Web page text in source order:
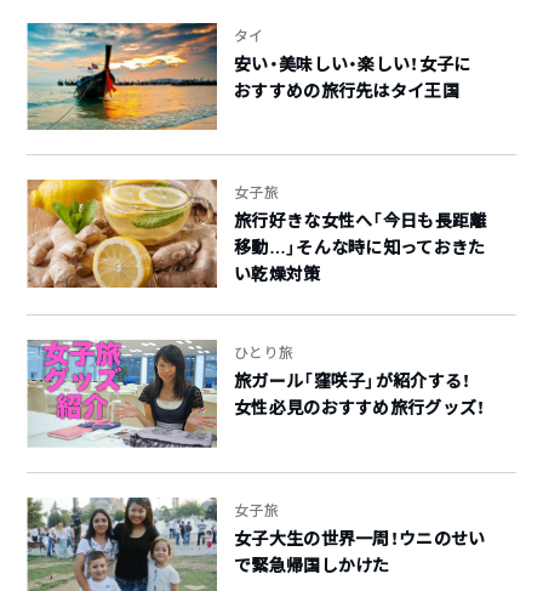
タイ
安い・美味しい・楽しい！女子に
おすすめの旅行先はタイ王国
女子旅
旅行好きな女性へ「今日も長距離
移動…」そんな時に知っておきた
い乾燥対策
ひとり旅
旅ガール「窪咲子」が紹介する！
女性必見のおすすめ旅行グッズ！
女子旅
女子大生の世界一周！ウニのせい
で緊急帰国しかけた